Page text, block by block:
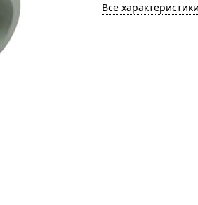
Все характеристики